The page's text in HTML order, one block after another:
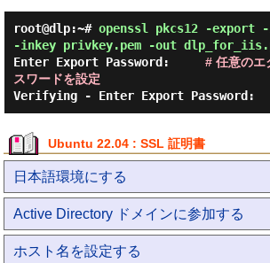
root@dlp:~# openssl pkcs12 -export
-inkey privkey.pem -out
Enter Export Password: # 任意のエ
スワードを設定
Ubuntu 22.04 : SSL 証明書
日本語環境にする
Active Directory ドメインに参加する
ホスト名を設定する